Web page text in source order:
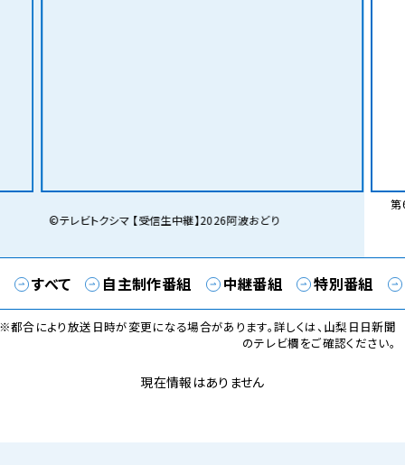
©テレビトクシマ 【受信生中継】2026阿波おどり
第
すべて 自主制作番組 中継番組 特別番組
都合により放送日時が変更になる場合があります。詳しくは、山梨日日新聞
のテレビ欄をご確認ください。
現在情報はありません